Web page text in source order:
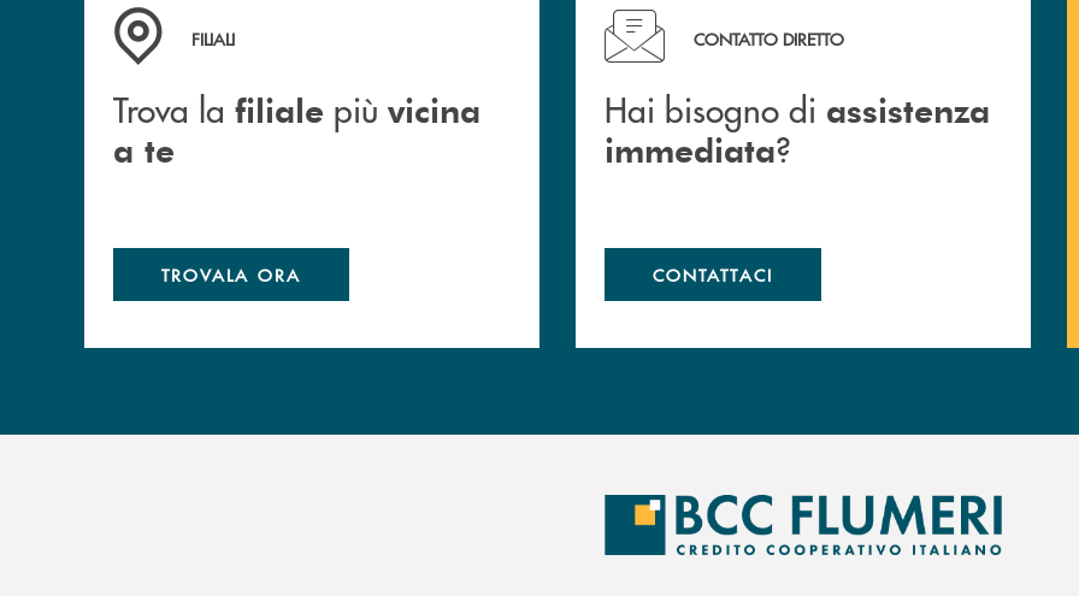
Trova la filiale più vicina a te
FILIALI
Trova la filiale più vicina
a te
TROVALA ORA
Hai bisogno di assistenza immediata ?
CONTATTO DIRETTO
Hai bisogno di assistenza
immediata?
CONTATTACI